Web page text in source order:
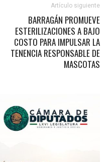
Artículo siguiente
BARRAGÁN PROMUEVE
ESTERILIZACIONES A BAJO
COSTO PARA IMPULSAR LA
TENENCIA RESPONSABLE DE
MASCOTAS